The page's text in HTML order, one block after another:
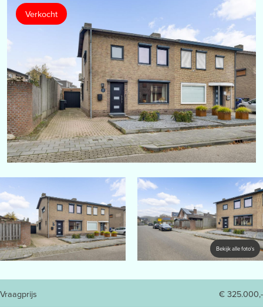
Verkocht
Bekijk alle foto's
Vraagprijs € 325.000,-